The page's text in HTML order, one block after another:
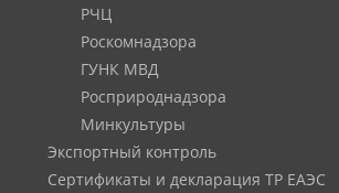
РЧЦ
Роскомнадзора
ГУНК МВД
Росприроднадзора
Минкультуры
Экспортный контроль
Сертификаты и декларация ТР ЕАЭС